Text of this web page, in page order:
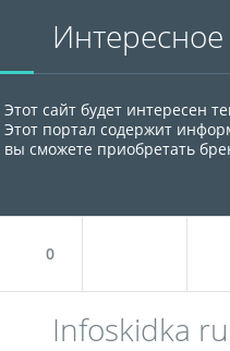
Интересное
Этот сайт будет интересен
Этот портал содержит
вы сможете приобретать
0
Infoskidka